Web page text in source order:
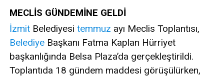
MECLİS GÜNDEMİNE GELDİ
İzmit Belediyesi temmuz ayı Meclis Toplantısı,
Belediye Başkanı Fatma Kaplan Hürriyet
başkanlığında Belsa Plaza’da gerçekleştirildi.
Toplantıda 18 gündem maddesi görüşülürken,